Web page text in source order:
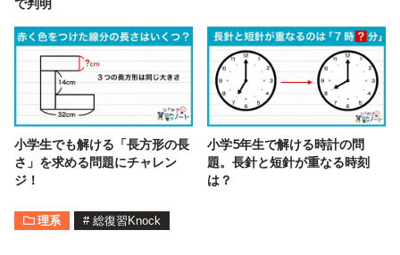
小学生でも解ける「長方形の長
さ」を求める問題にチャレン
ジ！
小学5年生で解ける時計の問
題。長針と短針が重なる時刻
は？
理系 # 総復習Knock